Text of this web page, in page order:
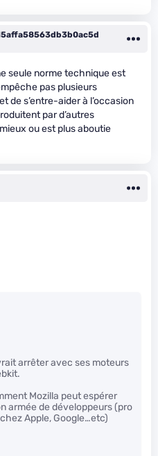
seule norme technique est
pas plusieurs
de s’entre-aider à l’occasion
par d’autres
ou est plus aboutie
arrêter avec ses moteurs
Mozilla peut espérer
armée de développeurs (pro
Apple, Google…etc)